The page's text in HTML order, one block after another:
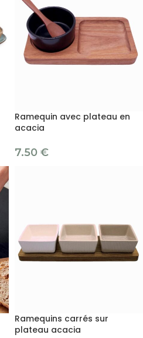
Ramequin avec plateau en
acacia
7.50 €
Ramequins carrés sur
plateau acacia